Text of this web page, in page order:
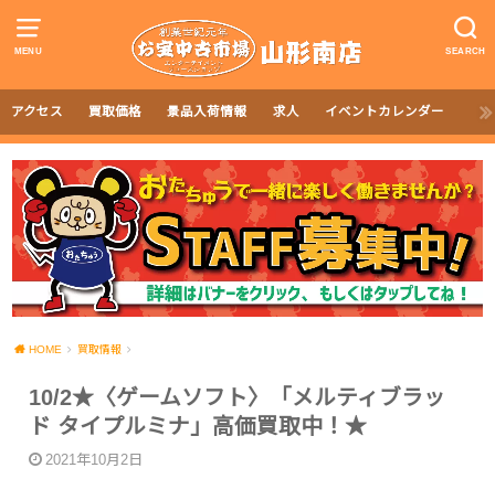
MENU SEARCH
アクセス 買取価格 景品入荷情報 求人 イベントカレンダー
HOME 買取情報
10/2★〈ゲームソフト〉「メルティブラッ
ド タイプルミナ」高価買取中！★
2021年10月2日